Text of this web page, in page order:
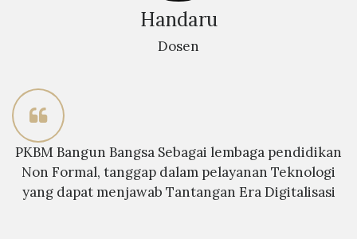
Handaru
Dosen
PKBM Bangun Bangsa Sebagai lembaga pendidikan
Non Formal, tanggap dalam pelayanan Teknologi
yang dapat menjawab Tantangan Era Digitalisasi